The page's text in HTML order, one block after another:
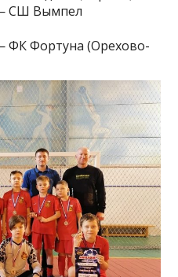
СШ Вымпел
ФК Фортуна (Орехово-